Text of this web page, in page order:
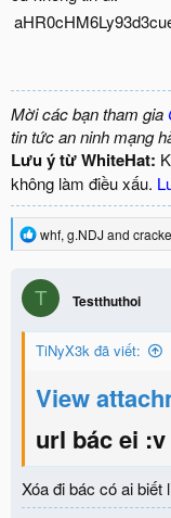
Mời các bạn tham gia
tin tức an ninh mạng
Lưu ý từ WhiteHat:
không làm điều xấu.
R
e
c
t
i
o
n
:
whf, g.NDJ and
T Testthuthoi
TiNyX3k đã viết:
View
url bác ei :v
Xóa đi bác có ai biết